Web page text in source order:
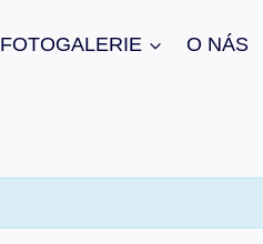
FOTOGALERIE O NÁS